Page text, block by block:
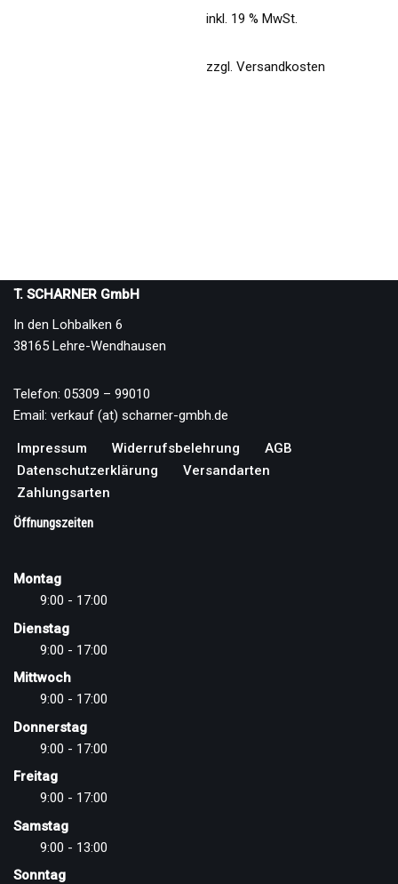
inkl. 19 % MwSt.
zzgl.Versandkosten
T. SCHARNER GmbH
In den Lohbalken 6
38165 Lehre-Wendhausen
Telefon: 05309 – 99010
Email: verkauf (at) scharner-gmbh.de
Impressum Widerrufsbelehrung
AGB
Datenschutzerklärung
Versandarten
Zahlungsarten
Öffnungszeiten
Montag
9:00 - 17:00
Dienstag
9:00 - 17:00
Mittwoch
9:00 - 17:00
Donnerstag
9:00 - 17:00
Freitag
9:00 - 17:00
Samstag
9:00 - 13:00
Sonntag